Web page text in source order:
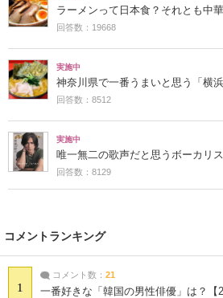
ラーメンって日本食？それとも中
回答数：19668
実施中
神奈川県で一番うまいと思う「横
回答数：8512
実施中
唯一無二の歌声だと思うボーカリ
回答数：8129
コメントランキング
1
コメント数： 21
一番好きな「韓国の男性俳優」は？【